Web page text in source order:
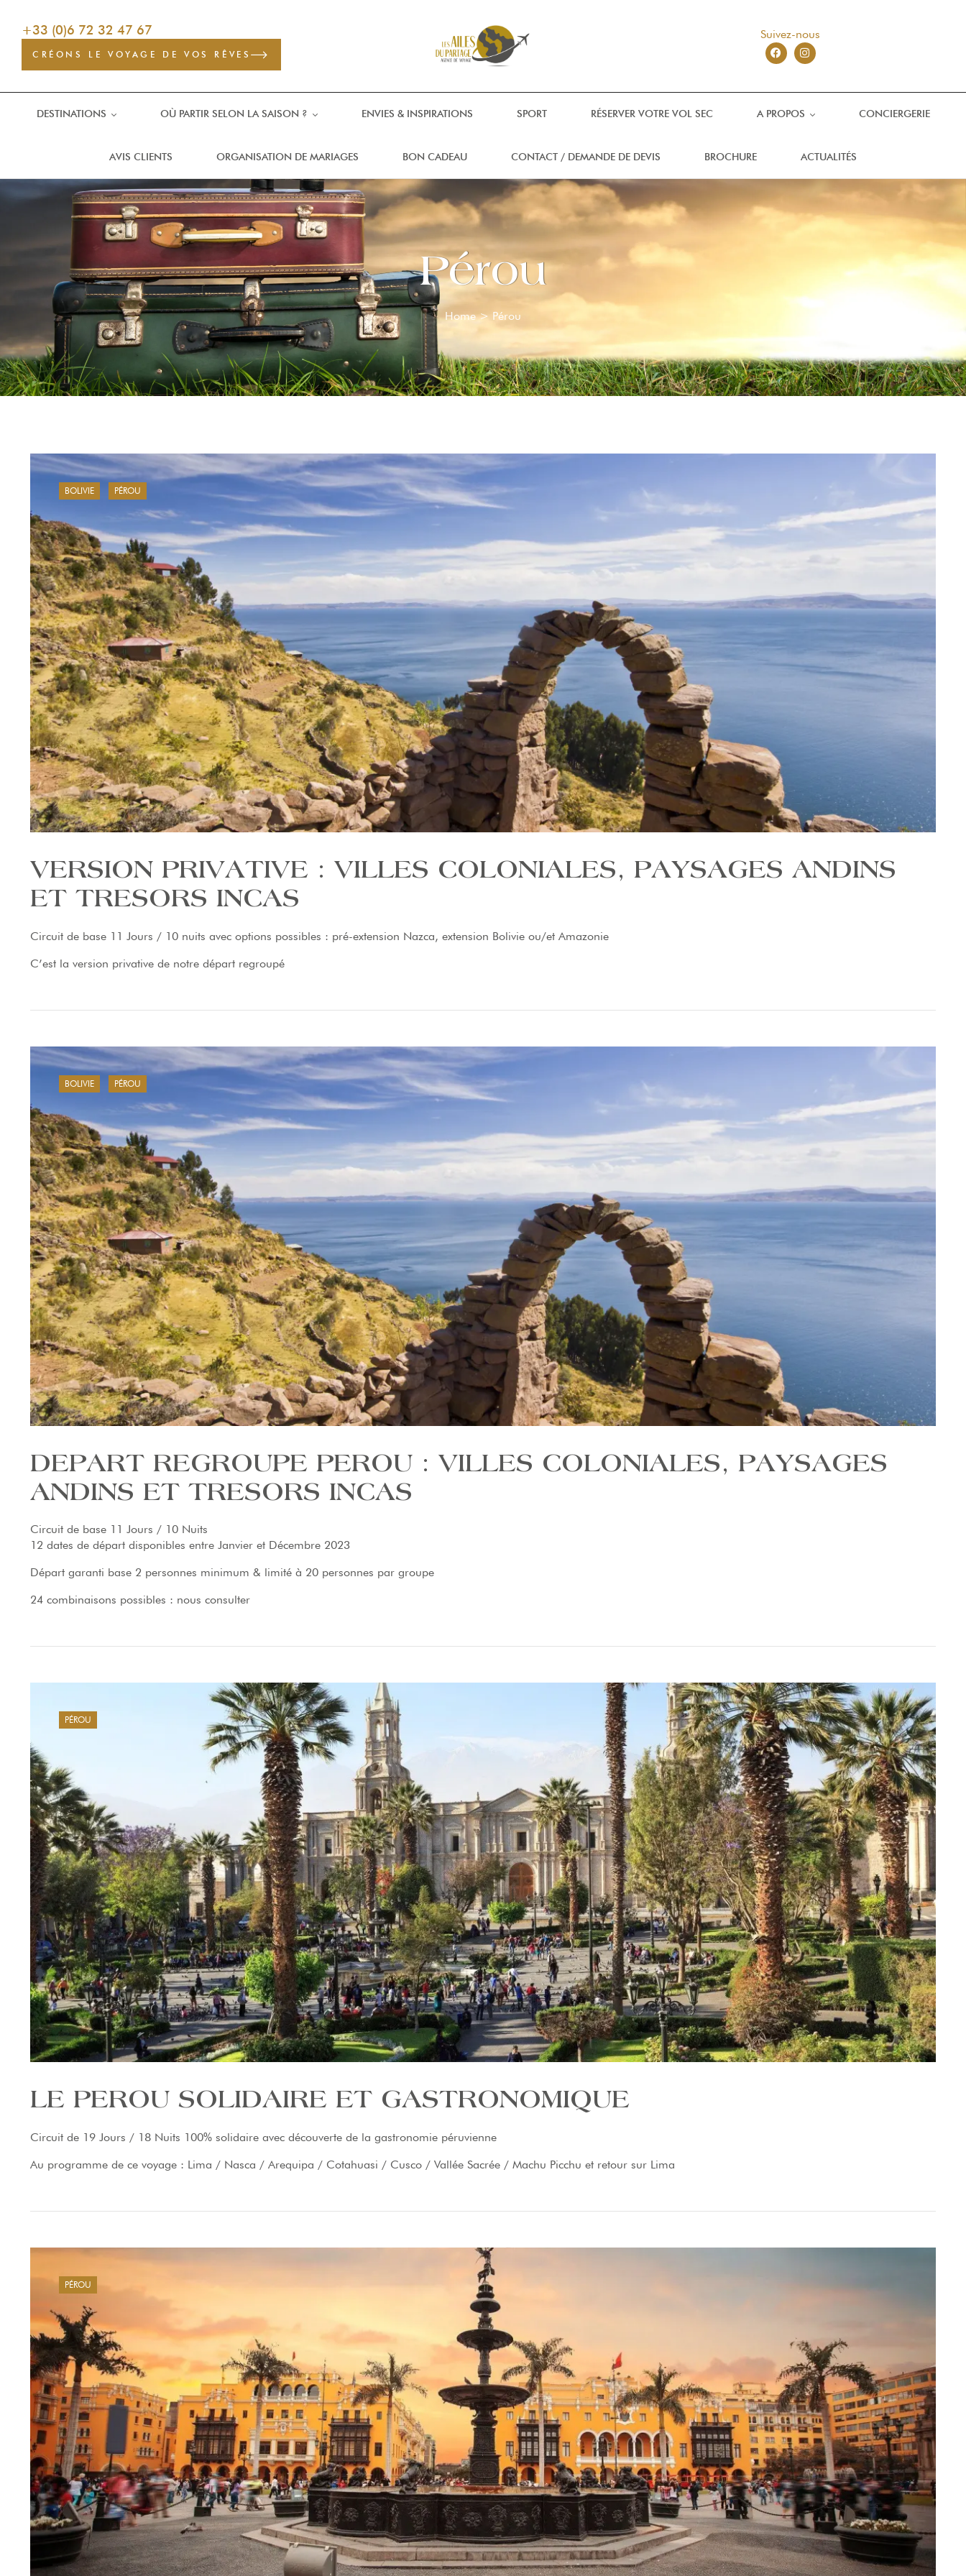
+33 (0)6 72 32 47 67
CRÉONS LE VOYAGE DE VOS RÊVES
Suivez-nous
DESTINATIONS OÙ PARTIR SELON LA SAISON ? ENVIES & INSPIRATIONS SPORT RÉSERVER VOTRE VOL SEC A PROPOS CONCIERGERIE
AVIS CLIENTS ORGANISATION DE MARIAGES BON CADEAU CONTACT / DEMANDE DE DEVIS BROCHURE ACTUALITÉS
Pérou
Home> Pérou
BOLIVIE PÉROU
VERSION PRIVATIVE : VILLES COLONIALES, PAYSAGES ANDINS
ET TRESORS INCAS
Circuit de base 11 Jours / 10 nuits avec options possibles : pré-extension Nazca, extension Bolivie ou/et Amazonie
C’est la version privative de notre départ regroupé
BOLIVIE PÉROU
DEPART REGROUPE PEROU : VILLES COLONIALES, PAYSAGES
ANDINS ET TRESORS INCAS
Circuit de base 11 Jours / 10 Nuits
12 dates de départ disponibles entre Janvier et Décembre 2023
Départ garanti base 2 personnes minimum & limité à 20 personnes par groupe
24 combinaisons possibles : nous consulter
PÉROU
LE PEROU SOLIDAIRE ET GASTRONOMIQUE
Circuit de 19 Jours / 18 Nuits 100% solidaire avec découverte de la gastronomie péruvienne
Au programme de ce voyage : Lima / Nasca / Arequipa / Cotahuasi / Cusco / Vallée Sacrée / Machu Picchu et retour sur Lima
PÉROU